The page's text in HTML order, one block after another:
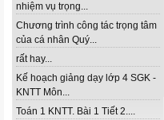
nhiệm vụ trọng...
Chương trình công tác trọng tâm
của cá nhân Quý...
rất hay...
Kế hoạch giảng dạy lớp 4 SGK -
KNTT Môn...
Toán 1 KNTT. Bài 1 Tiết 2....